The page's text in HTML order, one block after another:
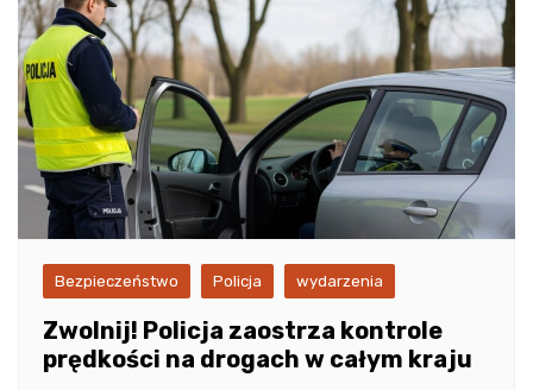
Bezpieczeństwo Policja wydarzenia
Zwolnij! Policja zaostrza kontrole
prędkości na drogach w całym kraju